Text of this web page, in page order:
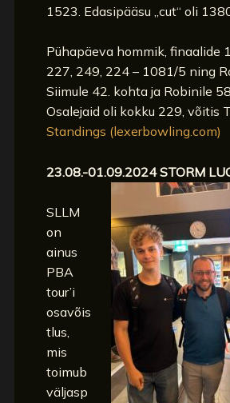
1523. Edasipääsu „cut“ oli
Pühapäeva hommik, finaalide
227, 249, 224 – 1081/5 ning
Siimule 42. kohta ja Robinile
Osalejaid oli kokku 229, võitis
Standings (lexerbowling.com)
23.08.-01.09.2024 STORM
SLLM
on
ainus
PBA
tour’i
osavõis
tlus,
mis
toimub
väljasp